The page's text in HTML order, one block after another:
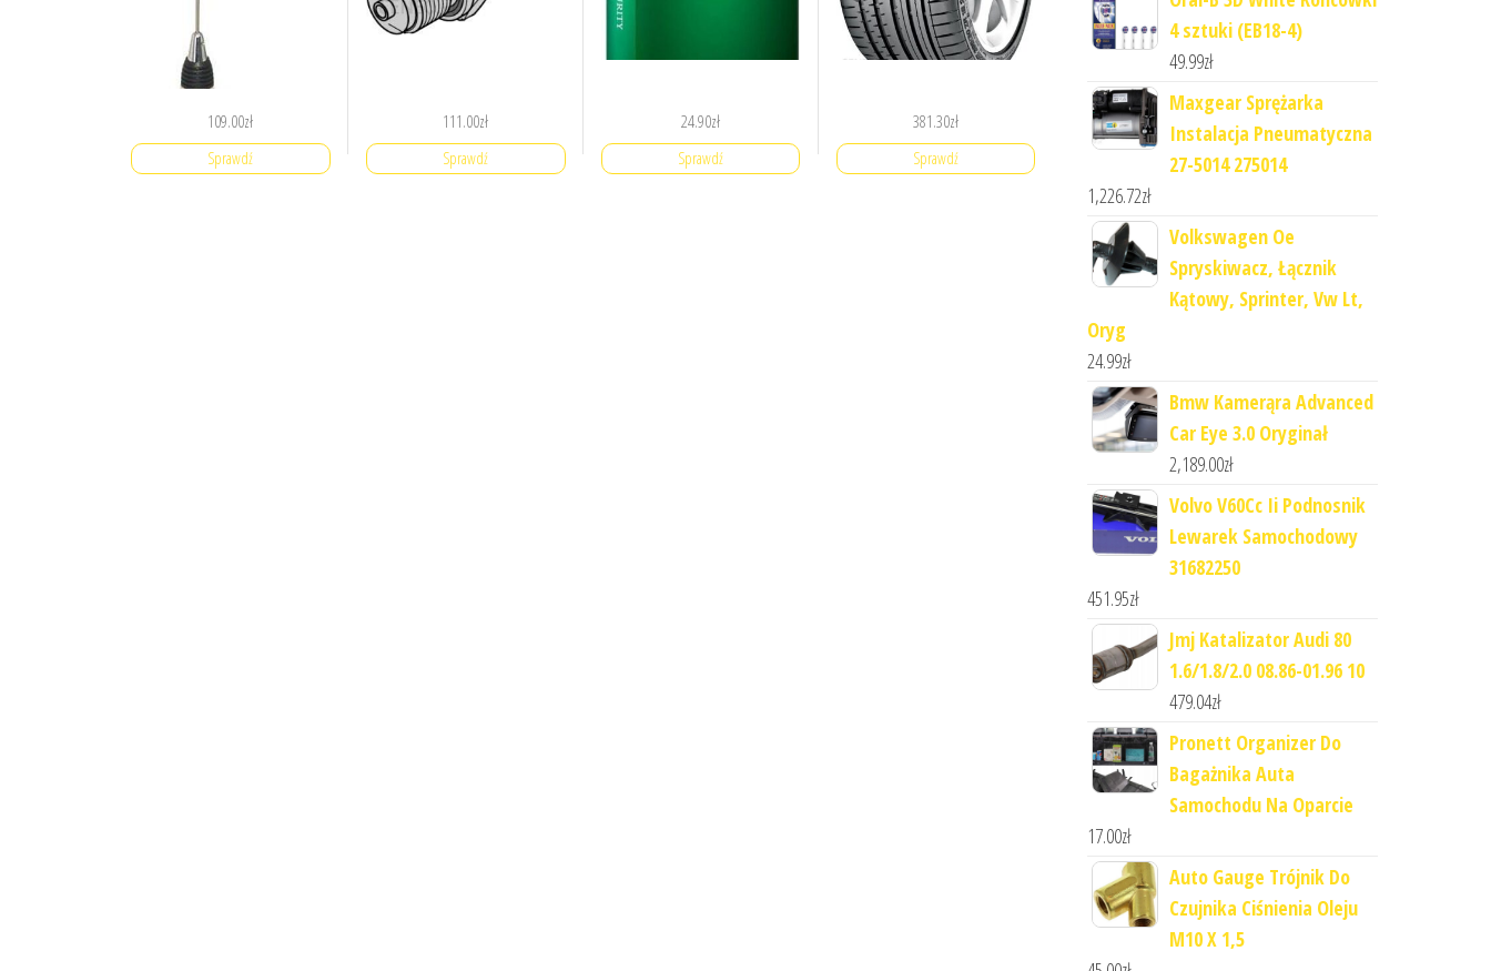
109.00zł
Sprawdź
111.00zł
Sprawdź
24.90zł
Sprawdź
381.30zł
Sprawdź
4 sztuki (EB18-4)
49.99zł
Maxgear Sprężarka
Instalacja Pneumatyczna
27-5014 275014
1,226.72zł
Volkswagen Oe
Spryskiwacz, Łącznik
Kątowy, Sprinter, Vw Lt,
Oryg
24.99zł
Bmw Kamerąra Advanced
Car Eye 3.0 Oryginał
2,189.00zł
Volvo V60Cc Ii Podnosnik
Lewarek Samochodowy
31682250
451.95zł
Jmj Katalizator Audi 80
1.6/1.8/2.0 08.86-01.96 10
479.04zł
Pronett Organizer Do
Bagażnika Auta
Samochodu Na Oparcie
17.00zł
Auto Gauge Trójnik Do
Czujnika Ciśnienia Oleju
M10 X 1,5